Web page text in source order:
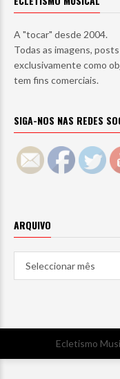
A "tocar" desde 2004.
Todas as imagens,
exclusivamente como
tem fins comerciais.
SIGA-NOS NAS REDES
ARQUIVO
Ecletismo